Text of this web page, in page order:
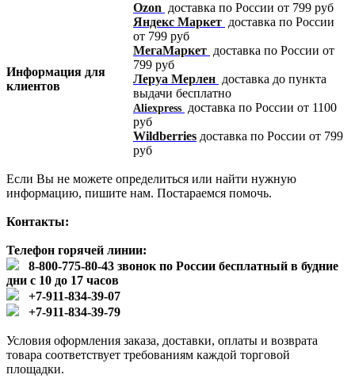
Информация для
клиентов
Ozon доставка по России от 799 руб
Яндекс Маркет доставка по России
от 799 руб
МегаМаркет доставка по России от
799 руб
Леруа Мерлен доставка до пункта
выдачи бесплатно
Aliexpress доставка по России от 1100
руб
Wildberries доставка по России от 799
руб
Если Вы не можете определиться или найти нужную
информацию, пишите нам. Постараемся помочь.
Контакты:
Телефон горячей линии:
8-800-775-80-43 звонок по России бесплатный в будние
дни с 10 до 17 часов
+7-911-834-39-07
+7-911-834-39-79
Условия оформления заказа, доставки, оплаты и возврата
товара соответствует требованиям каждой торговой
площадки.